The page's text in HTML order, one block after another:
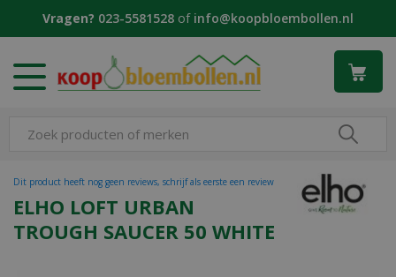
Vragen? 023-5581528 of info@koopbloembollen.nl
ELHO LOFT URBAN
TROUGH SAUCER 50 WHITE
Dit product heeft nog geen reviews, schrijf als eerste een review